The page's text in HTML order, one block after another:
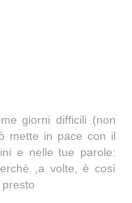
giorni difficili (non
mette in pace con il
e nelle tue parole:
,a volte, è così